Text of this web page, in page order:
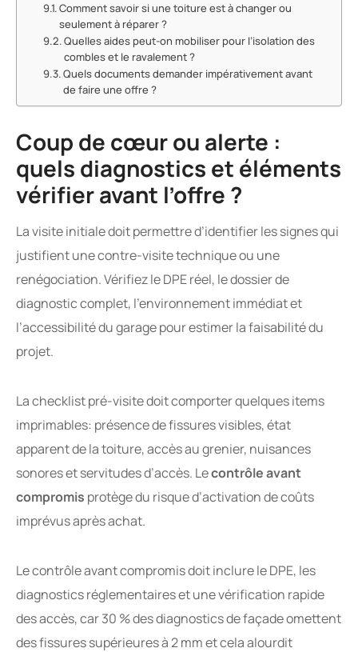
Comment savoir si une toiture est à changer ou
seulement à réparer ?
Quelles aides peut-on mobiliser pour l’isolation des
combles et le ravalement ?
Quels documents demander impérativement avant
de faire une offre ?
Coup de cœur ou alerte :
quels diagnostics et éléments
vérifier avant l’offre ?
La visite initiale doit permettre d’identifier les signes qui
justifient une contre-visite technique ou une
renégociation. Vérifiez le DPE réel, le dossier de
diagnostic complet, l’environnement immédiat et
l’accessibilité du garage pour estimer la faisabilité du
projet.
La checklist pré-visite doit comporter quelques items
imprimables: présence de fissures visibles, état
apparent de la toiture, accès au grenier, nuisances
sonores et servitudes d’accès. Lecontrôle avant
compromis protège du risque d’activation de coûts
imprévus après achat.
Le contrôle avant compromis doit inclure le DPE, les
diagnostics réglementaires et une vérification rapide
des accès, car 30 % des diagnostics de façade omettent
des fissures supérieures à 2 mm et cela alourdit